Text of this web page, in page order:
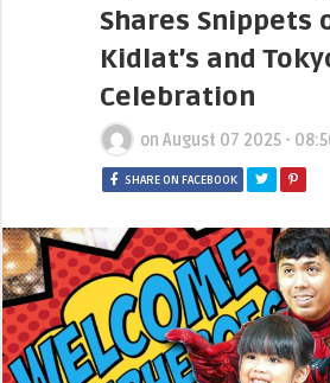
Shares Snippets
Kidlat’s and
Celebration
on August 07 2025 -
SHARE ON FACEBOOK